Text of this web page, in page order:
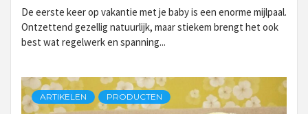
De eerste keer op vakantie met je baby is een enorme mijlpaal.
Ontzettend gezellig natuurlijk, maar stiekem brengt het ook
best wat regelwerk en spanning...
ARTIKELEN PRODUCTEN